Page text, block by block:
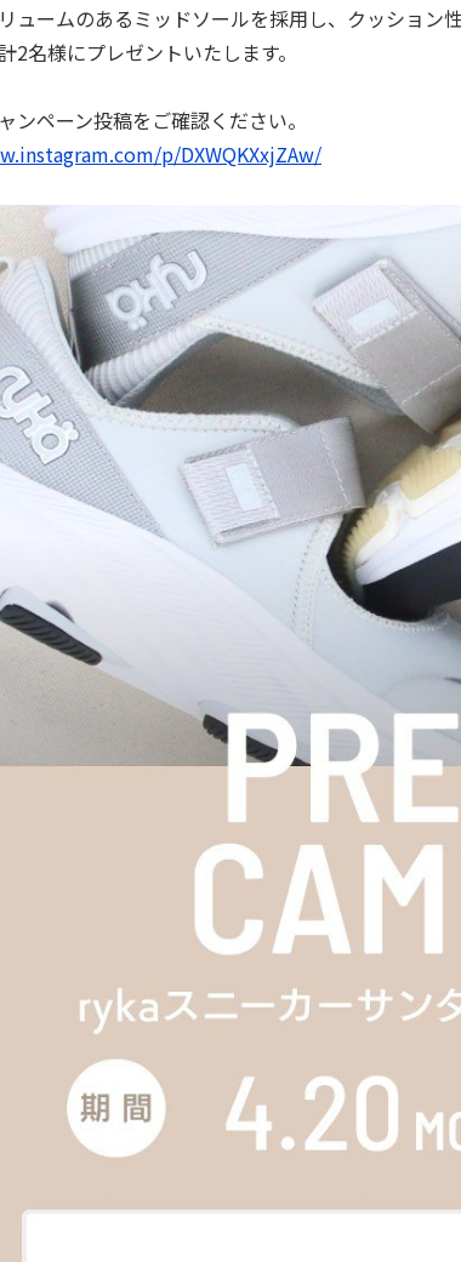
ュームのあるミッドソールを採用し、クッション
2名様にプレゼントいたします。
ンペーン投稿をご確認ください。
p/DXWQKXxjZAw/